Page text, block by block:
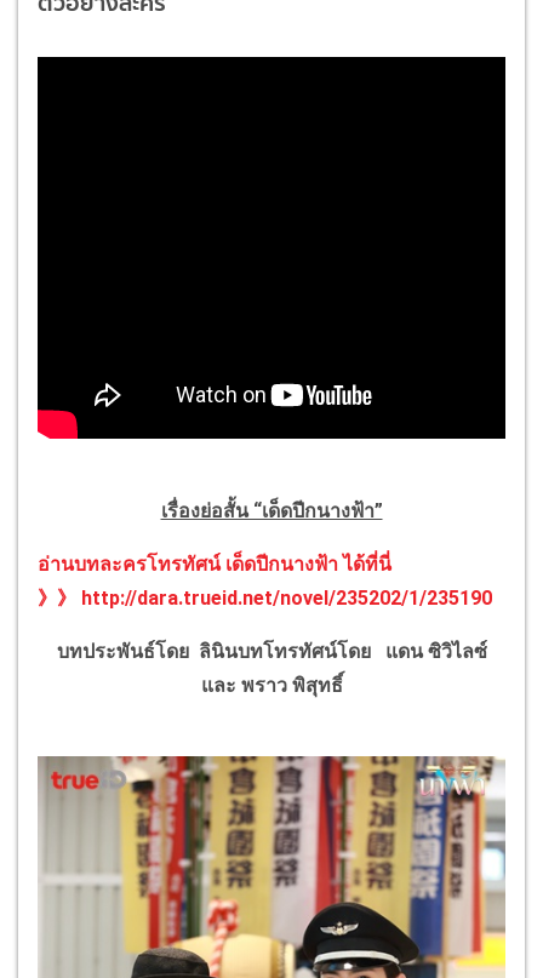
เรื่องย่อสั้น “เด็ดปีกนางฟ้า”
อ่านบทละครโทรทัศน์ เด็ดปีกนางฟ้า ได้ที่นี่
》》 http://dara.trueid.net/novel/235202/1/235190
บทประพันธ์โดย ลินินบทโทรทัศน์โดย แดน ซิวิไลซ์
และ พราว พิสุทธิ์